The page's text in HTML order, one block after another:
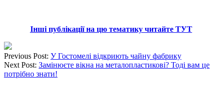
Інші публікації на цю тематику читайте ТУТ
Previous Post: У Гостомелі відкриють чайну фабрику
Next Post: Замінюєте вікна на металопластикові? Тоді вам це
потрібно знати!